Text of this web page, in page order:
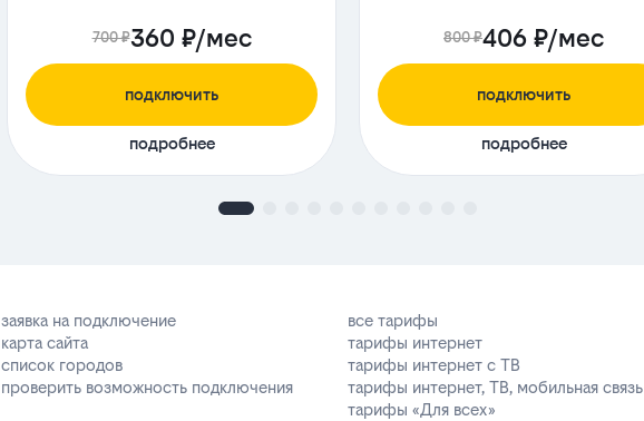
700 ₽360 ₽/мес
подключить
подробнее
800 ₽406 ₽/мес
подключить
подробнее
заявка на подключение
карта сайта
список городов
проверить возможность подключения
все тарифы
тарифы интернет
тарифы интернет с ТВ
тарифы интернет, ТВ, мобильная связь
тарифы «Для всех»